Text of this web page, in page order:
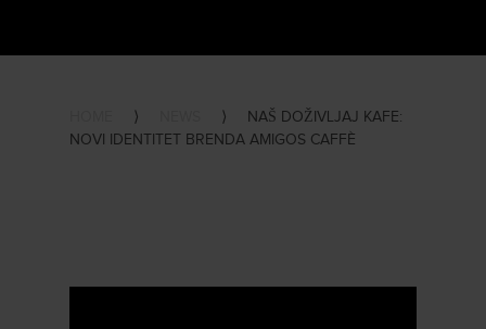
⟩ ⟩
NAŠ DOŽIVLJAJ KAFE:
NOVI IDENTITET BRENDA AMIGOS CAFFÈ